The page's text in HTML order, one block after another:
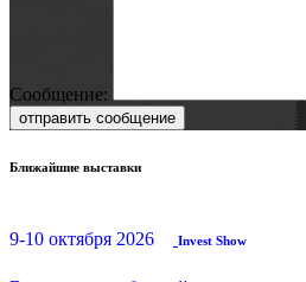
Сообщение:
отправить сообщение
Ближайшие выставки
9-10 октября 2026 Invest Show